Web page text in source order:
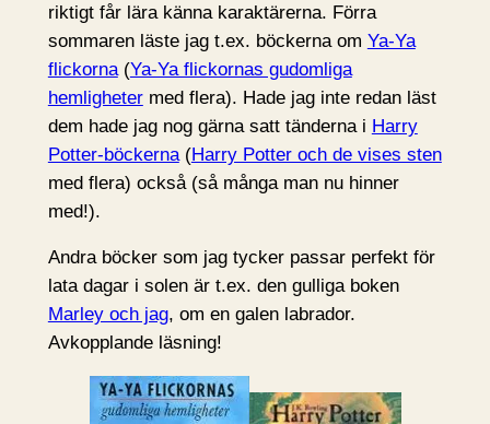
riktigt får lära känna karaktärerna. Förra
sommaren läste jag t.ex. böckerna om Ya-Ya
flickorna(Ya-Ya flickornas gudomliga
hemlighetermed flera). Hade jag inte redan läst
dem hade jag nog gärna satt tänderna i Harry
Potter-böckerna(Harry Potter och de vises sten
med flera) också (så många man nu hinner
med!).
Andra böcker som jag tycker passar perfekt för
lata dagar i solen är t.ex. den gulliga boken
Marley och jag, om en galen labrador.
Avkopplande läsning!